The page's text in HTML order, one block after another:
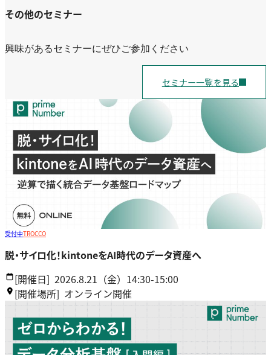
その他のセミナー
興味があるセミナーにぜひご参加ください
セミナー一覧を見る
受付中TROCCO
脱・サイロ化！kintoneをAI時代のデータ資産へ
[開催日] 2026.8.21（金）14:30-15:00
[開催場所] オンライン開催